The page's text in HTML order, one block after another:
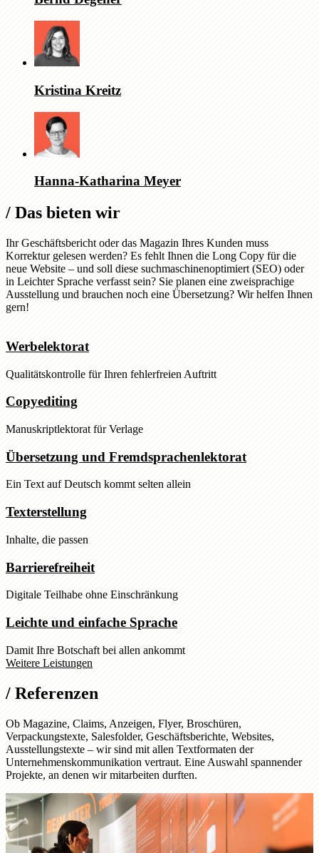
Kristina Kreitz
Hanna-Katharina Meyer
/Das bieten wir
Ihr Geschäftsbericht oder das Magazin Ihres Kunden muss
Korrektur gelesen werden? Es fehlt Ihnen die Long Copy für die
neue Website – und soll diese suchmaschinenoptimiert (SEO) oder
in Leichter Sprache verfasst sein? Sie planen eine zweisprachige
Ausstellung und brauchen noch eine Übersetzung? Wir helfen Ihnen
gern!
Werbelektorat
Qualitätskontrolle für Ihren fehlerfreien Auftritt
Copyediting
Manuskriptlektorat für Verlage
Übersetzung und Fremdsprachenlektorat
Ein Text auf Deutsch kommt selten allein
Texterstellung
Inhalte, die passen
Barrierefreiheit
Digitale Teilhabe ohne Einschränkung
Leichte und einfache Sprache
Damit Ihre Botschaft bei allen ankommt
Weitere Leistungen
/Referenzen
Ob Magazine, Claims, Anzeigen, Flyer, Broschüren,
Verpackungstexte, Salesfolder, Geschäftsberichte, Websites,
Ausstellungstexte – wir sind mit allen Textformaten der
Unternehmenskommunikation vertraut. Eine Auswahl spannender
Projekte, an denen wir mitarbeiten durften.